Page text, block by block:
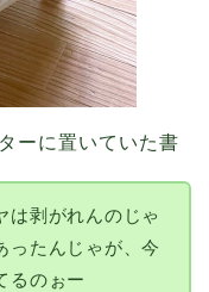
ーに置いていた書
は剥がれんのじゃ
ったんじゃが、今
るのぉー